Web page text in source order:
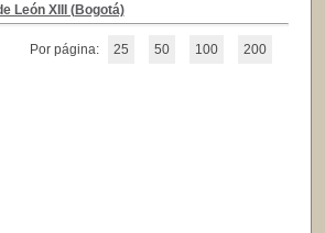
León XIII (Bogotá)
Por página: 25 50 100 200